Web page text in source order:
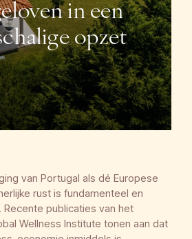
in een
opzet
van Portugal als dé Europese
rust is fundamenteel en
publicaties van het
Wellness Institute tonen aan dat